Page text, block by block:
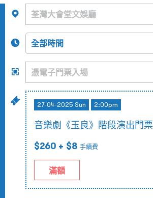
27-04-2025 Sun 2:00pm
音樂劇《玉良》階段演出門票
$260 + $8 手續費
滿額